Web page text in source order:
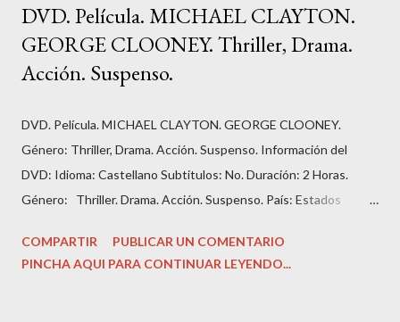
DVD. Película. MICHAEL CLAYTON.
GEORGE CLOONEY. Thriller, Drama.
Acción. Suspenso.
DVD. Película. MICHAEL CLAYTON. GEORGE CLOONEY.
Género: Thriller, Drama. Acción. Suspenso. Información del
DVD: Idioma: Castellano Subtitulos: No. Duración: 2 Horas.
Género: Thriller. Drama. Acción. Suspenso. País: Estados
‎Tony Gilroy. Guión: Tony Gilroy. Fecha de lanzamiento: ‎ 2007.
Actores: ‎George Clooney, Ton Wilkinson, Tilda Swinton...
COMPARTIR
PUBLICAR UN COMENTARIO
PINCHA AQUI PARA CONTINUAR LEYENDO...